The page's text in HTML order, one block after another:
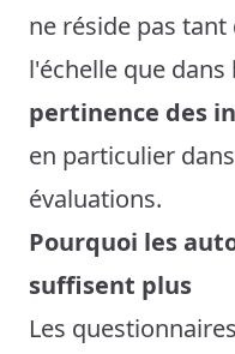
ne réside pas tant
l'échelle que dans
pertinence des
en particulier
évaluations.
Pourquoi les
suffisent plus
Les